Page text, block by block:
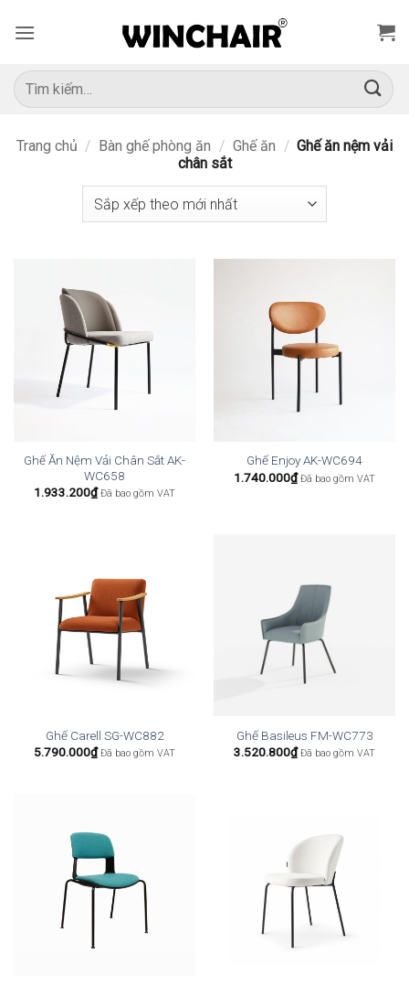
qua
dung
Tìm
kiếm:
Trang chủ / Bàn ghế phòng ăn / Ghế ăn / Ghế ăn nệm vải
chân sắt
Ghế Ăn Nệm Vải Chân Sắt AK-
WC658
1.933.200₫ Đã bao gồm VAT
Ghế Enjoy AK-WC694
1.740.000₫ Đã bao gồm VAT
Ghế Carell SG-WC882
5.790.000₫ Đã bao gồm VAT
Ghế Basileus FM-WC773
3.520.800₫ Đã bao gồm VAT